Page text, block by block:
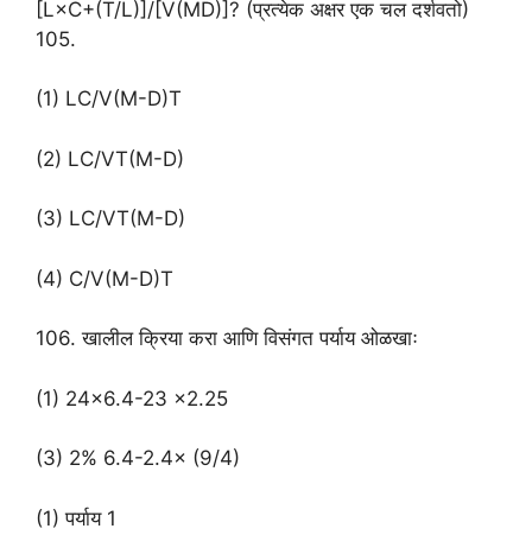
[L×C+(T/L)]/[V(MD)]? (प्रत्येक अक्षर एक चल दर्शवतो)
105.
(1) LC/V(M-D)T
(2) LC/VT(M-D)
(3) LC/VT(M-D)
(4) C/V(M-D)T
106. खालील क्रिया करा आणि विसंगत पर्याय ओळखाः
(1) 24×6.4-23 ×2.25
(3) 2% 6.4-2.4× (9/4)
(1) पर्याय 1